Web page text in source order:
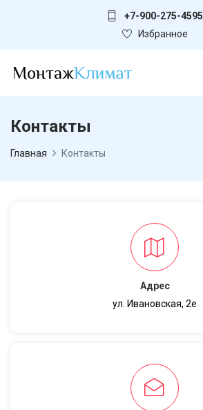
+7-900-275-4595
Избранное
Контакты
Главная Контакты
Адрес
ул. Ивановская, 2е